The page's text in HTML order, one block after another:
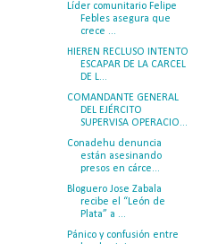
Líder comunitario Felipe
Febles asegura que
crece ...
HIEREN RECLUSO INTENTO
ESCAPAR DE LA CARCEL
DE L...
COMANDANTE GENERAL
DEL EJÉRCITO
SUPERVISA OPERACIO...
Conadehu denuncia
están asesinando
presos en cárce...
Bloguero Jose Zabala
recibe el “León de
Plata” a ...
Pánico y confusión entre